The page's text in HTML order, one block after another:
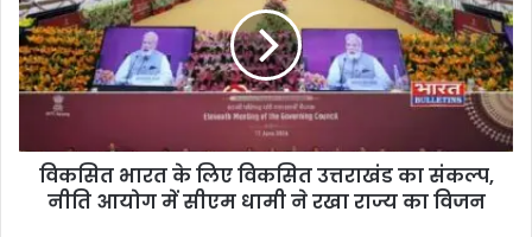
विकसित भारत के लिए विकसित उत्तराखंड का संकल्प,
नीति आयोग में सीएम धामी ने रखा राज्य का विजन